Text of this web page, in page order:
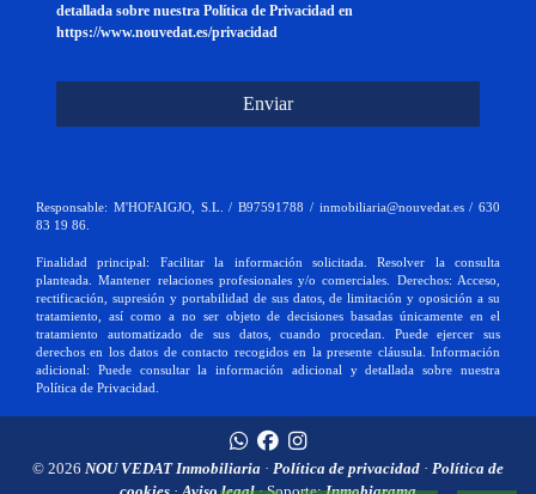
detallada sobre nuestra Política de Privacidad en
https://www.nouvedat.es/privacidad
Enviar
Responsable: M'HOFAIGJO, S.L. / B97591788 / inmobiliaria@nouvedat.es / 630
83 19 86.
Finalidad principal: Facilitar la información solicitada. Resolver la consulta
planteada. Mantener relaciones profesionales y/o comerciales. Derechos: Acceso,
rectificación, supresión y portabilidad de sus datos, de limitación y oposición a su
tratamiento, así como a no ser objeto de decisiones basadas únicamente en el
tratamiento automatizado de sus datos, cuando procedan. Puede ejercer sus
derechos en los datos de contacto recogidos en la presente cláusula. Información
adicional: Puede consultar la información adicional y detallada sobre nuestra
Política de Privacidad.
© 2026 NOU VEDAT Inmobiliaria · Política de privacidad · Política de